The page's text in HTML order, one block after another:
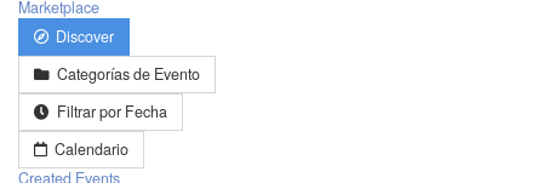
Marketplace
Discover
Categorías de Evento
Filtrar por Fecha
Calendario
Created Events